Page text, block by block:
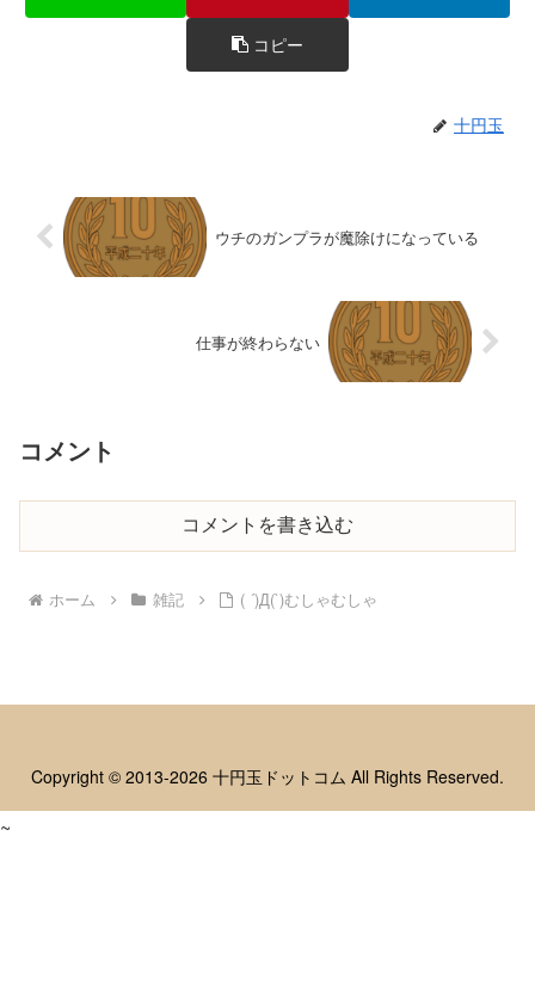
コピー
十円玉
ウチのガンプラが魔除けになっている
仕事が終わらない
コメント
コメントを書き込む
ホーム 雑記 ( ´)Д(`)むしゃむしゃ
Copyright © 2013-2026 十円玉ドットコム All Rights Reserved.
~